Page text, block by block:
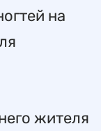
на
жителя